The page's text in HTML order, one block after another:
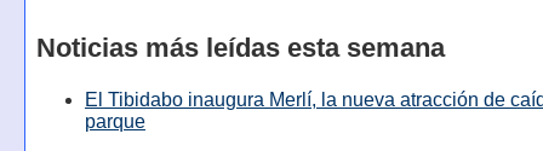
Noticias más leídas esta semana
El Tibidabo inaugura Merlí, la nueva atracción de
parque